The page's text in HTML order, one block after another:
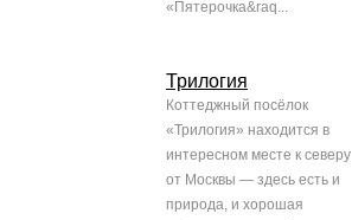
«Пятерочка&raq...
Трилогия
Коттеджный посёлок
«Трилогия» находится в
интересном месте к северу
от Москвы — здесь есть и
природа, и хорошая